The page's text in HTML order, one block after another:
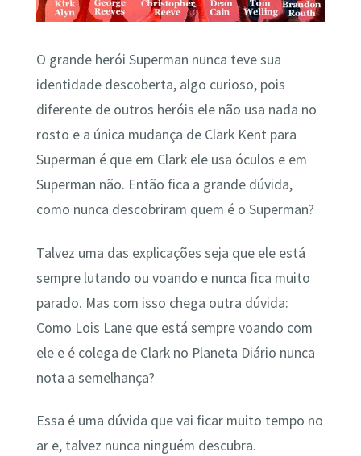
O grande herói Superman nunca teve sua
identidade descoberta, algo curioso, pois
diferente de outros heróis ele não usa nada no
rosto e a única mudança de Clark Kent para
Superman é que em Clark ele usa óculos e em
Superman não. Então fica a grande dúvida,
como nunca descobriram quem é o Superman?
Talvez uma das explicações seja que ele está
sempre lutando ou voando e nunca fica muito
parado. Mas com isso chega outra dúvida:
Como Lois Lane que está sempre voando com
ele e é colega de Clark no Planeta Diário nunca
nota a semelhança?
Essa é uma dúvida que vai ficar muito tempo no
ar e, talvez nunca ninguém descubra.